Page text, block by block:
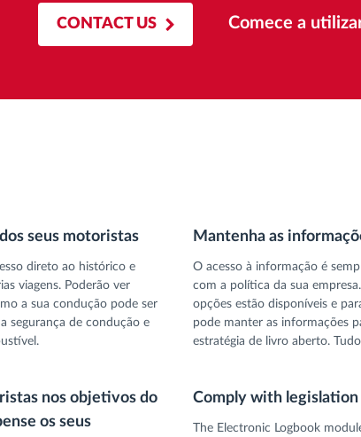
CONTACT US Comece a
seus motoristas
direto ao histórico e
viagens. Poderão ver
a sua condução pode ser
segurança de condução e
Mantenha as
O acesso à informação é
com a política da sua
opções estão disponíveis e
pode manter as informações
estratégia de livro aberto.
nos objetivos do
os seus
Comply with legislation
The Electronic Logbook